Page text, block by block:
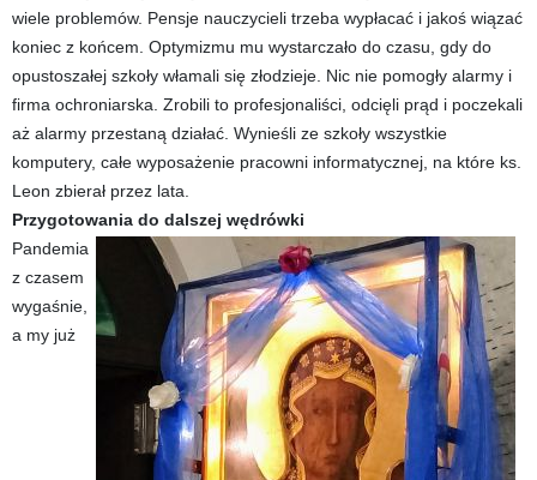
wiele problemów. Pensje nauczycieli trzeba wypłacać i jakoś wiązać
koniec z końcem. Optymizmu mu wystarczało do czasu, gdy do
opustoszałej szkoły włamali się złodzieje. Nic nie pomogły alarmy i
firma ochroniarska. Zrobili to profesjonaliści, odcięli prąd i poczekali
aż alarmy przestaną działać. Wynieśli ze szkoły wszystkie
komputery, całe wyposażenie pracowni informatycznej, na które ks.
Leon zbierał przez lata.
Przygotowania do dalszej wędrówki
Pandemia
z czasem
wygaśnie,
a my już